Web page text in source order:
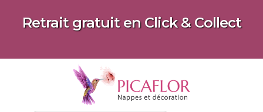
Retrait gratuit en Click & Collect